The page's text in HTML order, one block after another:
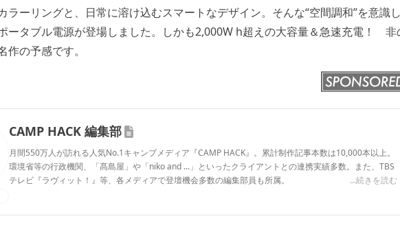
ラーリングと、日常に溶け込むスマートなデザイン。そんな“空間調和”を意識し
ータブル電源が登場しました。しかも2,000W h超えの大容量＆急速充電！ 非
作の予感です。
CAMP HACK 編集部
月間550万人が訪れる人気No.1キャンプメディア『CAMP HACK』。累計制作記事本数は10,000本以上。
環境省等の行政機関、「髙島屋」や「niko and ...」といったクライアントとの連携実績多数。また、TBS
テレビ『ラヴィット！』等、各メディアで登壇機会多数の編集部員も所属。
...続きを読む